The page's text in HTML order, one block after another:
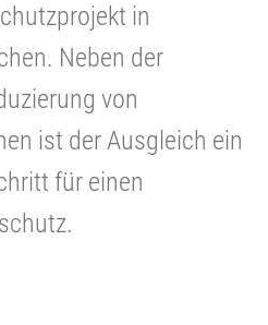
in
Neben der
von
ist der Ausgleich ein
für einen